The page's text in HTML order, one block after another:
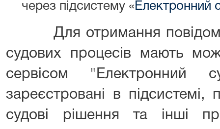
через підсистему « Електронний
Для отримання
судових процесів мають
сервісом "Електронний
зареєстровані в підсистемі,
судові рішення та інші